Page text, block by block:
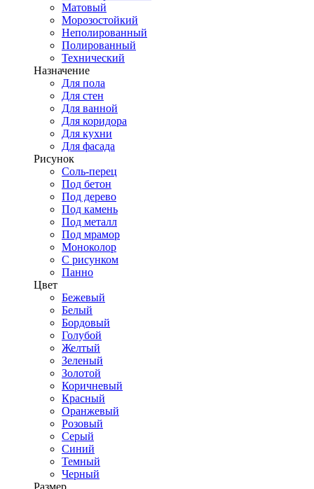
Матовый
Морозостойкий
Неполированный
Полированный
Технический
Назначение
Для пола
Для стен
Для ванной
Для коридора
Для кухни
Для фасада
Рисунок
Соль-перец
Под бетон
Под дерево
Под камень
Под металл
Под мрамор
Моноколор
С рисунком
Панно
Цвет
Бежевый
Белый
Бордовый
Голубой
Желтый
Зеленый
Золотой
Коричневый
Красный
Оранжевый
Розовый
Серый
Синий
Темный
Черный
Размер